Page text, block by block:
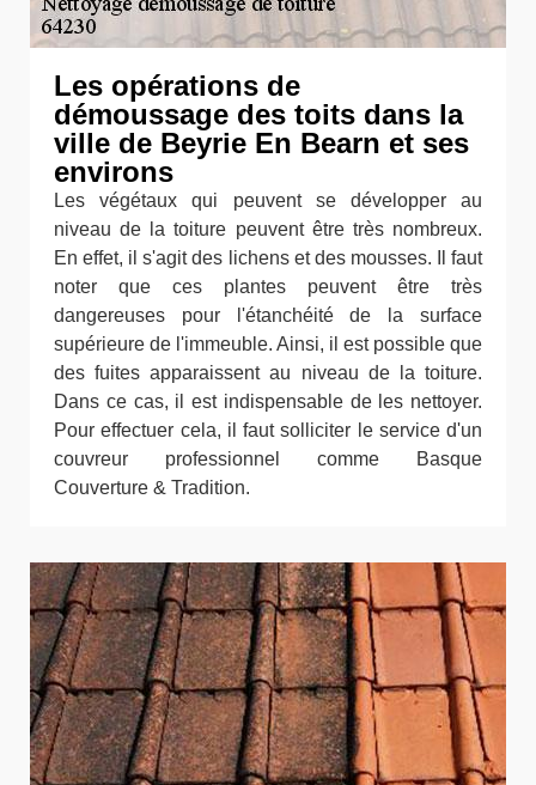
Les opérations de
démoussage des toits dans la
ville de Beyrie En Bearn et ses
environs
Les végétaux qui peuvent se développer au
niveau de la toiture peuvent être très nombreux.
En effet, il s'agit des lichens et des mousses. Il faut
noter que ces plantes peuvent être très
dangereuses pour l'étanchéité de la surface
supérieure de l'immeuble. Ainsi, il est possible que
des fuites apparaissent au niveau de la toiture.
Dans ce cas, il est indispensable de les nettoyer.
Pour effectuer cela, il faut solliciter le service d'un
couvreur professionnel comme Basque
Couverture & Tradition.